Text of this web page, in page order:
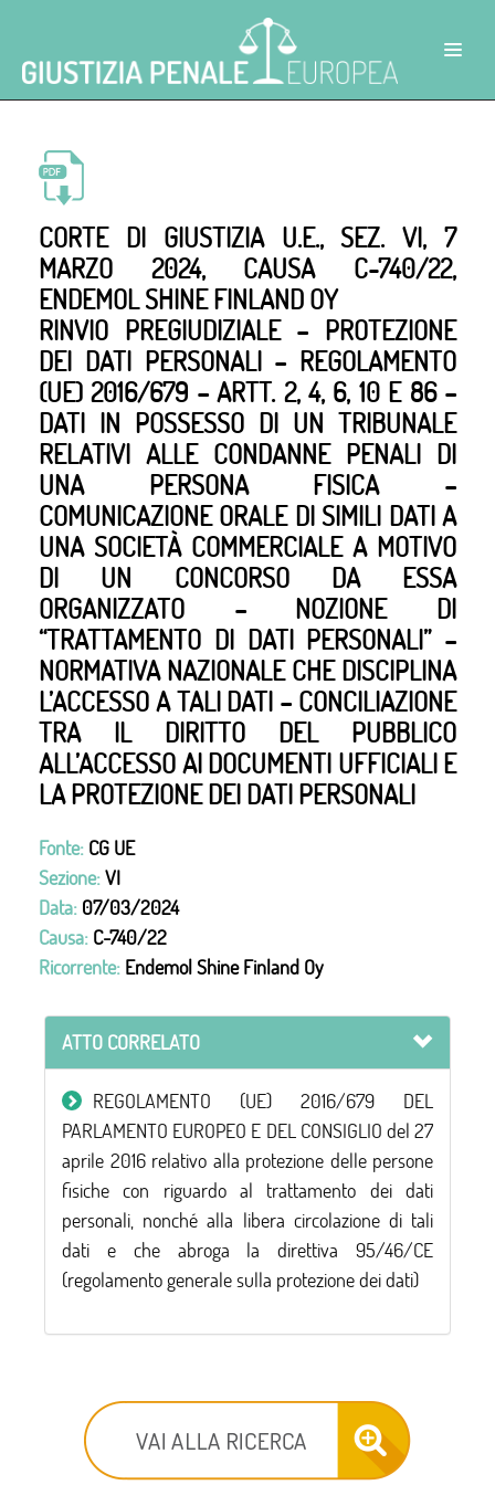
CORTE DI GIUSTIZIA U.E., SEZ. VI, 7
MARZO 2024, CAUSA C-740/22,
ENDEMOL SHINE FINLAND OY
RINVIO PREGIUDIZIALE – PROTEZIONE
DEI DATI PERSONALI – REGOLAMENTO
(UE) 2016/679 – ARTT. 2, 4, 6, 10 E 86 –
DATI IN POSSESSO DI UN TRIBUNALE
RELATIVI ALLE CONDANNE PENALI DI
UNA PERSONA FISICA –
COMUNICAZIONE ORALE DI SIMILI DATI A
UNA SOCIETÀ COMMERCIALE A MOTIVO
DI UN CONCORSO DA ESSA
ORGANIZZATO – NOZIONE DI
“TRATTAMENTO DI DATI PERSONALI” –
NORMATIVA NAZIONALE CHE DISCIPLINA
L’ACCESSO A TALI DATI – CONCILIAZIONE
TRA IL DIRITTO DEL PUBBLICO
ALL’ACCESSO AI DOCUMENTI UFFICIALI E
LA PROTEZIONE DEI DATI PERSONALI
Fonte: CG UE
Sezione:VI
Data: 07/03/2024
Causa: C-740/22
Ricorrente: Endemol Shine Finland Oy
ATTO CORRELATO
REGOLAMENTO (UE) 2016/679 DEL
PARLAMENTO EUROPEO E DEL CONSIGLIO del 27
aprile 2016 relativo alla protezione delle persone
fisiche con riguardo al trattamento dei dati
personali, nonché alla libera circolazione di tali
dati e che abroga la direttiva 95/46/CE
(regolamento generale sulla protezione dei dati)